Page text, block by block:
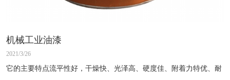
机械工业油漆
2021/3/26
它的主要特点流平性好，干燥快、光泽高、硬度佳、附着力特优、耐